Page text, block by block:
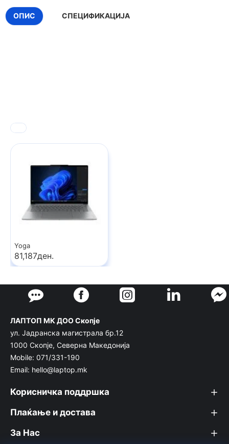
ОПИС СПЕЦИФИКАЦИЈА
Yoga
81,187ден.
ЛАПТОП МК ДОО Скопје
ул. Јадранска магистрала бр.12
1000 Скопје, Северна Македонија
Mobile: 071/331-190
Email: hello@laptop.mk
Корисничка поддршка
Плаќање и достава
За Нас